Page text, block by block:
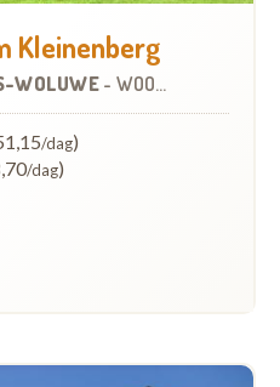
Kleinenberg
WOLUWE - WOONZORGCENTRUM (WZC)
/dag)
/dag)